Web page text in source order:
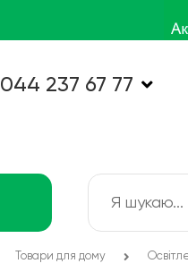
044 237 67 77
Товари для дому